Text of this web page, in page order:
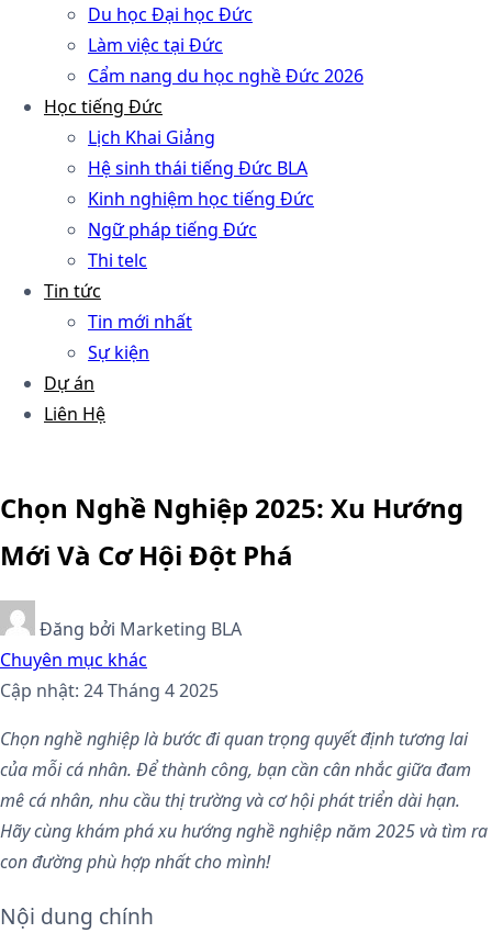
Du học Đại học Đức
Làm việc tại Đức
Cẩm nang du học nghề Đức 2026
Học tiếng Đức
Lịch Khai Giảng
Hệ sinh thái tiếng Đức BLA
Kinh nghiệm học tiếng Đức
Ngữ pháp tiếng Đức
Thi telc
Tin tức
Tin mới nhất
Sự kiện
Dự án
Liên Hệ
Chọn Nghề Nghiệp 2025: Xu Hướng
Mới Và Cơ Hội Đột Phá
Đăng bởi Marketing BLA
Chuyên mục khác
Cập nhật: 24 Tháng 4 2025
Chọn nghề nghiệp là bước đi quan trọng quyết định tương lai
của mỗi cá nhân. Để thành công, bạn cần cân nhắc giữa đam
mê cá nhân, nhu cầu thị trường và cơ hội phát triển dài hạn.
Hãy cùng khám phá xu hướng nghề nghiệp năm 2025 và tìm ra
con đường phù hợp nhất cho mình!
Nội dung chính